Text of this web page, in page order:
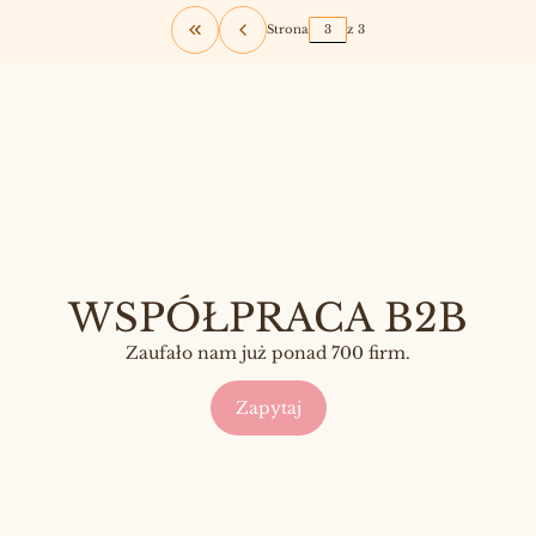
Wróć do pierwszej strony z produktami
Strona z 3
WSPÓŁPRACA B2B
Zaufało nam już ponad 700 firm.
Zapytaj